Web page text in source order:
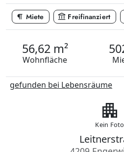
format_paragraph Miete account_balance Freifinanziert
56,62 m²
Wohnfläche
gefunden bei Lebensräume
apartment
Kein Foto